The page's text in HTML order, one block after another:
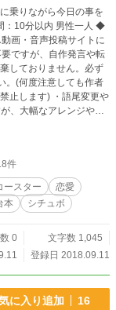
乗りながら今日の事を
画・音声投稿サイトに
ですが、自作発言や転
しておりません。必ず
。(何度注意しても作者
止します) ・語尾変更や
、大幅なアレンジや台
やエフェクトなどはご
件
ースター
恋愛
本 シチュボ
0
文字数 1,045
登録日 2018.09.11
に入り追加 16